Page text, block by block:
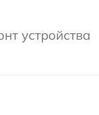
устройства